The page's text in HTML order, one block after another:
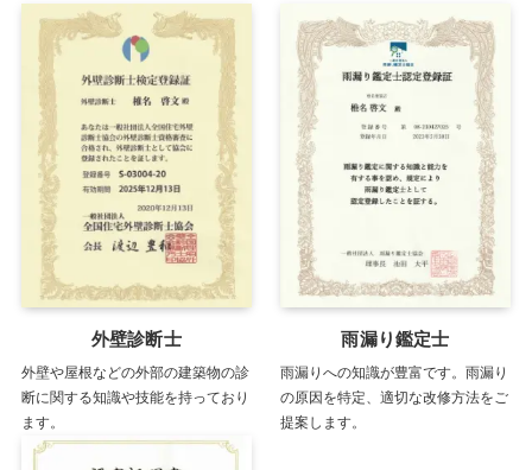
外壁診断士
外壁や屋根などの外部の建築物の診
断に関する知識や技能を持っており
ます。
雨漏り鑑定士
雨漏りへの知識が豊富です。雨漏り
の原因を特定、適切な改修方法をご
提案します。